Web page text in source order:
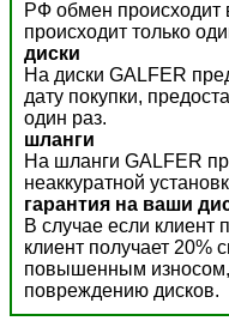
РФ обмен происходит
происходит только
диски
На диски GALFER
дату покупки,
один раз.
шланги
На шланги GALFER
неаккуратной
гарантия на ваши
В случае если клиент
клиент получает 20%
повышенным износом,
повреждению дисков.